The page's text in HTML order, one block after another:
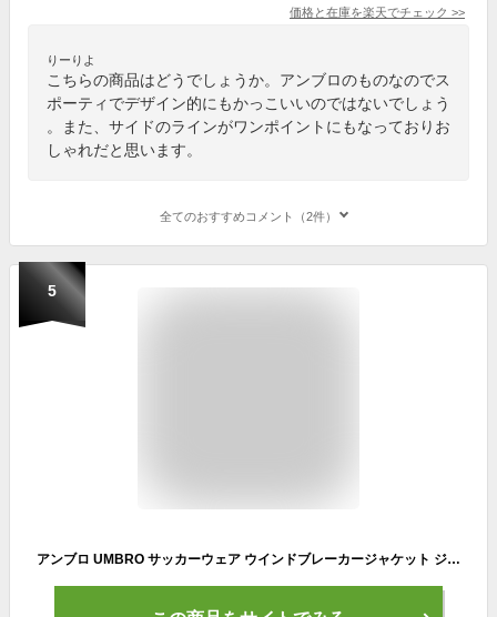
価格と在庫を楽天でチェック >>
りーりよ
こちらの商品はどうでしょうか。アンブロのものなのでス
ポーティでデザイン的にもかっこいいのではないでしょう
。また、サイドのラインがワンポイントにもなっておりお
しゃれだと思います。
全てのおすすめコメント（2件）
5
アンブロ UMBRO サッカーウェア ウインドブレーカージャケット ジュニア TM JRウインドアップ UBA4024J